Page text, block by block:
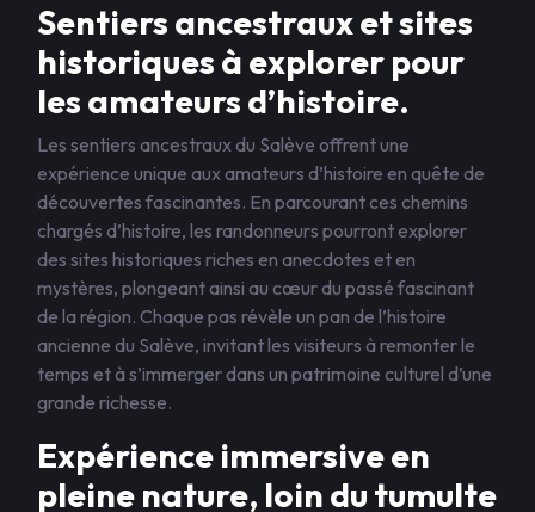
Sentiers ancestraux et sites
historiques à explorer pour
les amateurs d’histoire.
Les sentiers ancestraux du Salève offrent une
expérience unique aux amateurs d’histoire en quête de
découvertes fascinantes. En parcourant ces chemins
chargés d’histoire, les randonneurs pourront explorer
des sites historiques riches en anecdotes et en
mystères, plongeant ainsi au cœur du passé fascinant
de la région. Chaque pas révèle un pan de l’histoire
ancienne du Salève, invitant les visiteurs à remonter le
temps et à s’immerger dans un patrimoine culturel d’une
grande richesse.
Expérience immersive en
pleine nature, loin du tumulte